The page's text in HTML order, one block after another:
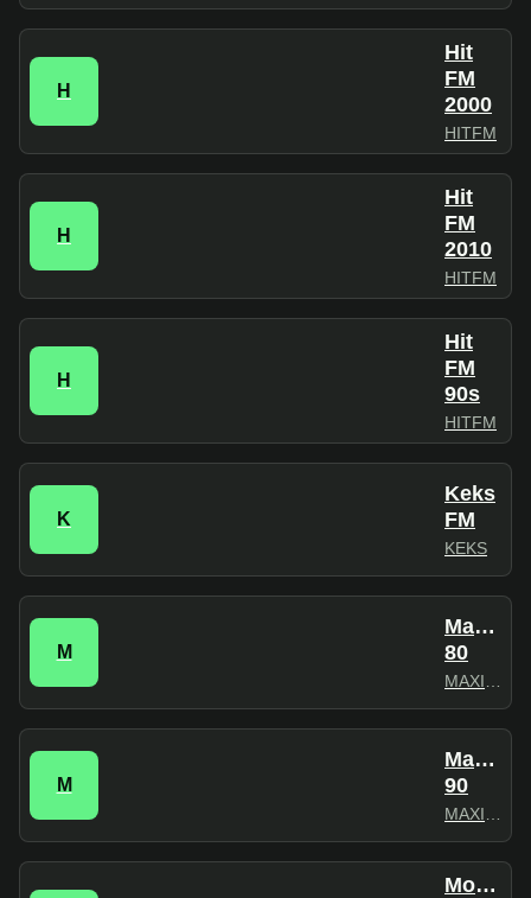
H
Hit
FM
2000
HITFM
H
Hit
FM
2010
HITFM
H
Hit
FM
90s
HITFM
K
Keks
FM
KEKS
M
80
M
90
Monte